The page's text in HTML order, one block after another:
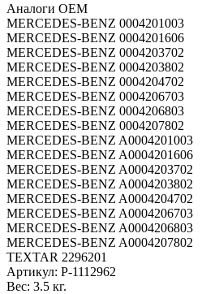
Аналоги OEM
MERCEDES-BENZ 0004201003
MERCEDES-BENZ 0004201606
MERCEDES-BENZ 0004203702
MERCEDES-BENZ 0004203802
MERCEDES-BENZ 0004204702
MERCEDES-BENZ 0004206703
MERCEDES-BENZ 0004206803
MERCEDES-BENZ 0004207802
MERCEDES-BENZ A0004201003
MERCEDES-BENZ A0004201606
MERCEDES-BENZ A0004203702
MERCEDES-BENZ A0004203802
MERCEDES-BENZ A0004204702
MERCEDES-BENZ A0004206703
MERCEDES-BENZ A0004206803
MERCEDES-BENZ A0004207802
TEXTAR 2296201
Артикул: P-1112962
Вес: 3.5 кг.